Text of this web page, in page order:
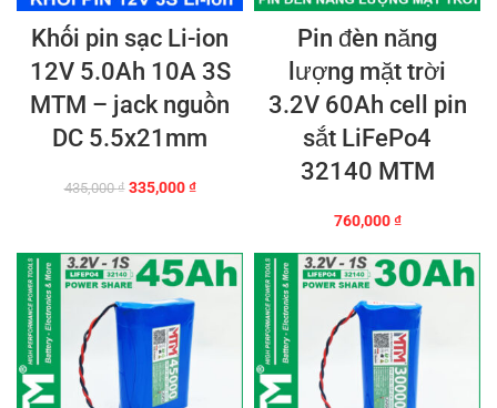
Khối pin sạc Li-ion
12V 5.0Ah 10A 3S
MTM – jack nguồn
DC 5.5x21mm
435,000₫ Giá
335,000₫Giá
335,000 ₫.
Pin đèn năng
lượng mặt trời
3.2V 60Ah cell pin
sắt LiFePo4
32140 MTM
760,000₫